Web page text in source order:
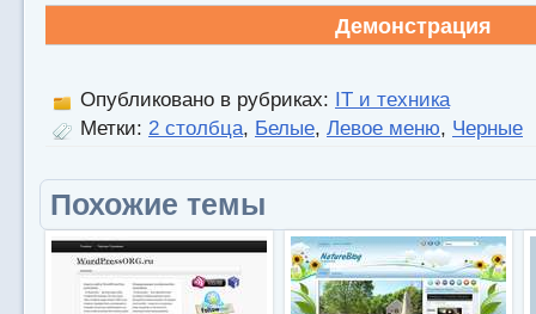
Демонстрация
Опубликовано в рубриках: IT и техника
Метки: 2 столбца, Белые, Левое меню, Черные
Похожие темы